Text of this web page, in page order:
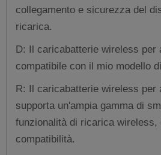
collegamento e sicurezza del
ricarica.
D: Il caricabatterie wireless per
compatibile con il mio modello
R: Il caricabatterie wireless per
supporta un'ampia gamma di
funzionalità di ricarica wireless,
compatibilità.